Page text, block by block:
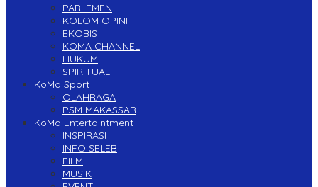
PARLEMEN
KOLOM OPINI
EKOBIS
KOMA CHANNEL
HUKUM
SPIRITUAL
KoMa Sport
OLAHRAGA
PSM MAKASSAR
KoMa Entertaintment
INSPIRASI
INFO SELEB
FILM
MUSIK